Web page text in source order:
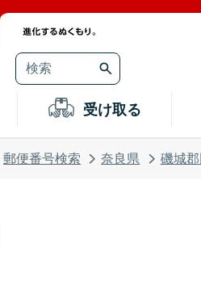
受け取る
郵便番号検索 奈良県 磯城